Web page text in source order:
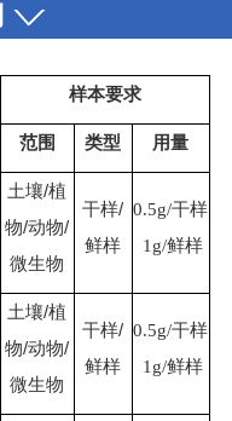
样本要求
范围 类型 用量
土壤/植
物/动物/
微生物
干样/
鲜样
0.5g/干样
1g/鲜样
土壤/植
物/动物/
微生物
干样/
鲜样
0.5g/干样
1g/鲜样